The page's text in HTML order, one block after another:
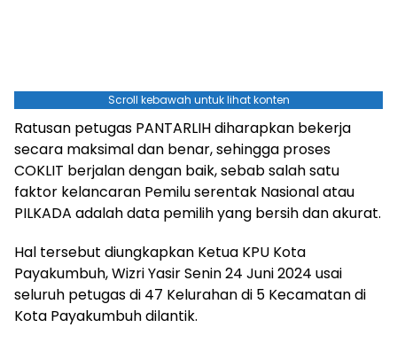
Scroll kebawah untuk lihat konten
Ratusan petugas PANTARLIH diharapkan bekerja
secara maksimal dan benar, sehingga proses
COKLIT berjalan dengan baik, sebab salah satu
faktor kelancaran Pemilu serentak Nasional atau
PILKADA adalah data pemilih yang bersih dan akurat.
Hal tersebut diungkapkan Ketua KPU Kota
Payakumbuh, Wizri Yasir Senin 24 Juni 2024 usai
seluruh petugas di 47 Kelurahan di 5 Kecamatan di
Kota Payakumbuh dilantik.